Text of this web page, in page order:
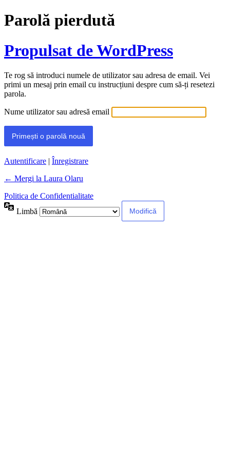
Parolă pierdută
Propulsat de WordPress
Te rog să introduci numele de utilizator sau adresa de email. Vei
primi un mesaj prin email cu instrucțiuni despre cum să-ți resetezi
parola.
Nume utilizator sau adresă email
Autentificare | Înregistrare
← Mergi la Laura Olaru
Politica de Confidentialitate
Limbă